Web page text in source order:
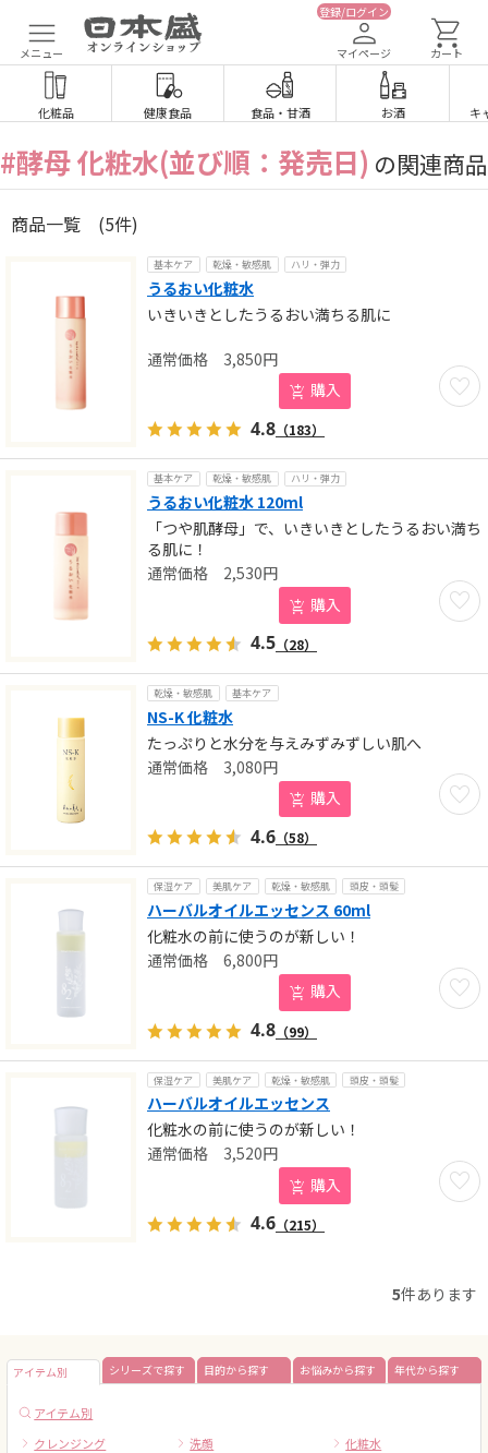
メニュー
登録/ログイン
マイページ カート
化粧品 健康食品 食品・ 甘酒 お酒 キ
#酵母 化粧水(並び順：発売日) の関連商品
商品一覧 (5件)
基本ケア 乾燥・敏感肌 ハリ・弾力
うるおい化粧水
いきいきとしたうるおい満ちる肌に
お気
3,850円
購入
4.8 （183）
基本ケア 乾燥・敏感肌 ハリ・弾力
うるおい化粧水 120ml
「つや肌酵母」で、いきいきとしたうるおい満ち
る肌に！
お気
2,530円
購入
4.5 （28）
乾燥・敏感肌 基本ケア
NS-K 化粧水
たっぷりと水分を与えみずみずしい肌へ
お気
3,080円
購入
4.6 （58）
保湿ケア 美肌ケア 乾燥・敏感肌 頭皮・頭髪
ハーバルオイルエッセンス 60ml
化粧水の前に使うのが新しい！
お気
6,800円
購入
4.8 （99）
保湿ケア 美肌ケア 乾燥・敏感肌 頭皮・頭髪
ハーバルオイルエッセンス
化粧水の前に使うのが新しい！
お気
3,520円
購入
4.6 （215）
5件あります
アイテム別 シリーズで探す 目的から探す お悩みから探す 年代から探す
アイテム別
クレンジング
洗顔
化粧水